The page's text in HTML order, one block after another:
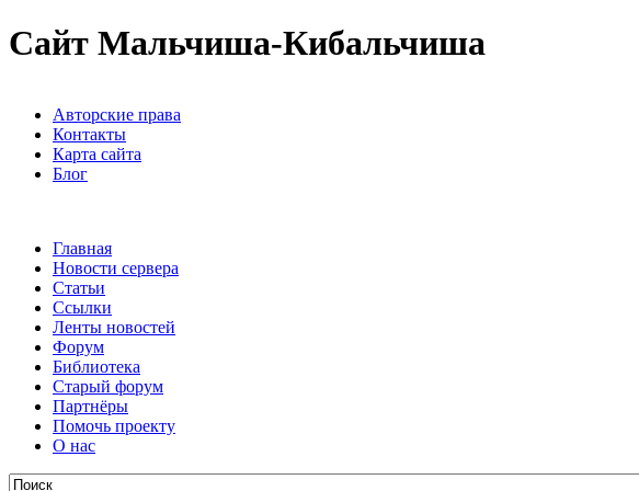
Сайт Мальчиша-Кибальчиша
Авторские права
Контакты
Карта сайта
Блог
Главная
Новости сервера
Статьи
Ссылки
Ленты новостей
Форум
Библиотека
Старый форум
Партнёры
Помочь проекту
О нас